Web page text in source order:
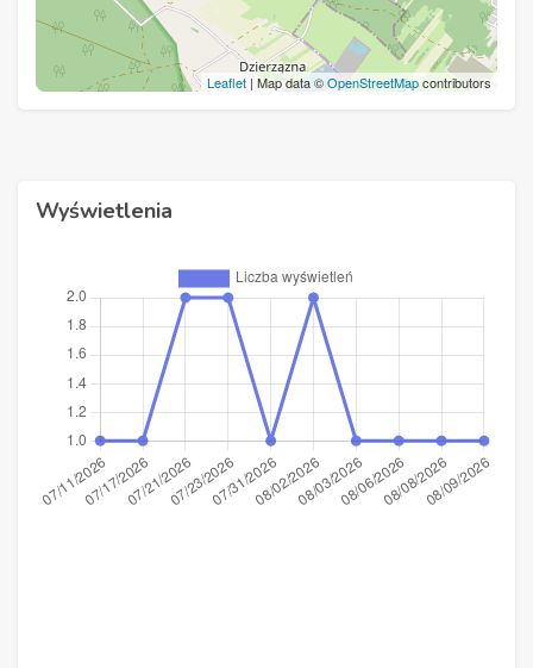
Leaflet | Map data ©OpenStreetMapcontributors
Wyświetlenia